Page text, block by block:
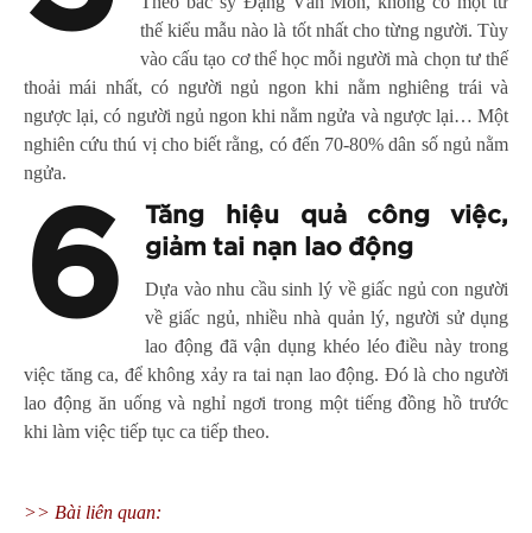
thế kiểu mẫu nào là tốt nhất cho từng người. Tùy
vào cấu tạo cơ thể học mỗi người mà chọn tư thế
thoải mái nhất, có người ngủ ngon khi nằm nghiêng trái và
ngược lại, có người ngủ ngon khi nằm ngửa và ngược lại… Một
nghiên cứu thú vị cho biết rằng, có đến 70-80% dân số ngủ nằm
ngửa.
6
Tăng hiệu quả công việc,
giảm tai nạn lao động
Dựa vào nhu cầu sinh lý về giấc ngủ con người
về giấc ngủ, nhiều nhà quản lý, người sử dụng
lao động đã vận dụng khéo léo điều này trong
việc tăng ca, để không xảy ra tai nạn lao động. Đó là cho người
lao động ăn uống và nghỉ ngơi trong một tiếng đồng hồ trước
khi làm việc tiếp tục ca tiếp theo.
>> Bài liên quan: